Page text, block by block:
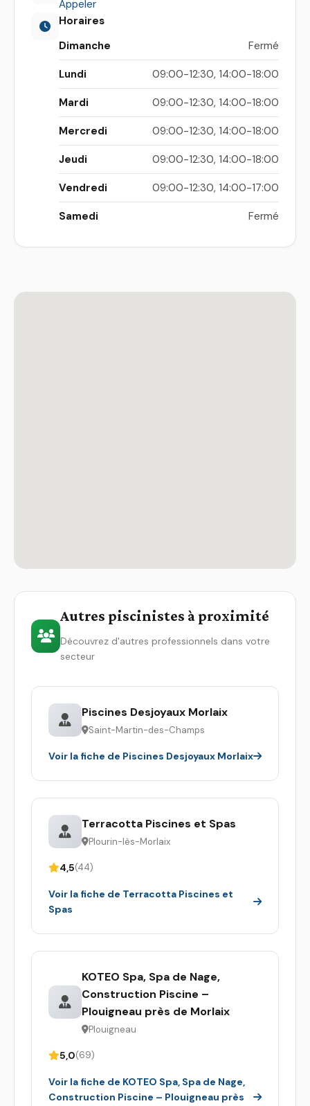
Appeler
Horaires
Dimanche
Fermé
Lundi 09:00-12:30, 14:00-18:00
Mardi 09:00-12:30, 14:00-18:00
Mercredi 09:00-12:30, 14:00-18:00
Jeudi 09:00-12:30, 14:00-18:00
Vendredi 09:00-12:30, 14:00-17:00
Samedi Fermé
Autres piscinistes à proximité
Découvrez d'autres professionnels dans votre
secteur
Piscines Desjoyaux Morlaix
Saint-Martin-des-Champs
Voir la fiche de Piscines Desjoyaux Morlaix
Terracotta Piscines et Spas
Plourin-lès-Morlaix
4,5(44)
Voir la fiche de Terracotta Piscines et
Spas
KOTEO Spa, Spa de Nage,
Construction Piscine –
Plouigneau près de Morlaix
Plouigneau
5,0(69)
Voir la fiche de KOTEO Spa, Spa de Nage,
Construction Piscine – Plouigneau près